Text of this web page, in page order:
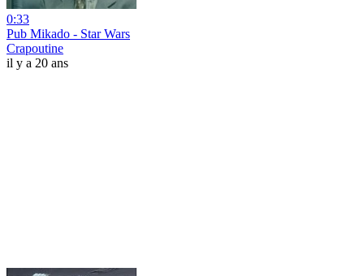
0:33
Pub Mikado - Star Wars
Crapoutine
il y a 20 ans